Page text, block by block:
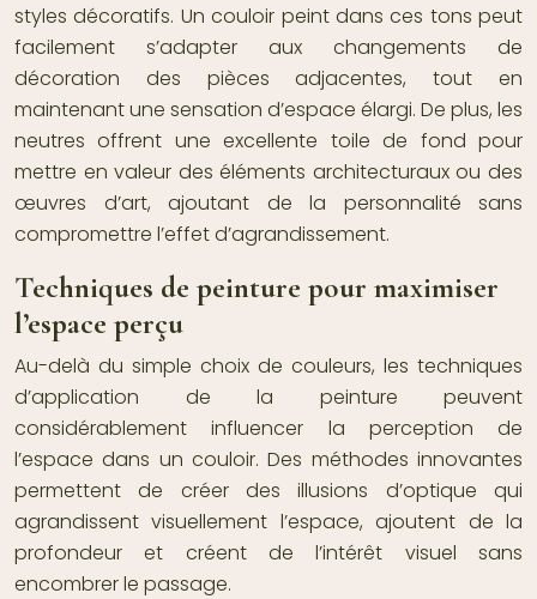
styles décoratifs. Un couloir peint dans ces tons peut
facilement s’adapter aux changements de
décoration des pièces adjacentes, tout en
maintenant une sensation d’espace élargi. De plus, les
neutres offrent une excellente toile de fond pour
mettre en valeur des éléments architecturaux ou des
œuvres d’art, ajoutant de la personnalité sans
compromettre l’effet d’agrandissement.
Techniques de peinture pour maximiser
l’espace perçu
Au-delà du simple choix de couleurs, les techniques
d’application de la peinture peuvent
considérablement influencer la perception de
l’espace dans un couloir. Des méthodes innovantes
permettent de créer des illusions d’optique qui
agrandissent visuellement l’espace, ajoutent de la
profondeur et créent de l’intérêt visuel sans
encombrer le passage.